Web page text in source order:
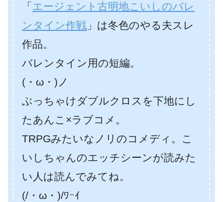
「 エージェント古明地こいしのバレ
ンタイン作戦 」は冬色のやる夫スレ
作品。
バレンタイン用の短編。
(・ω・)ノ
ぶっちゃけダブルクロスを下地にし
たあんこ×ラブコメ。
TRPGみたいなノリのコメディ。こ
いしちゃんのエッチシーンが読みた
い人は読んでみてね。
(/・ω・)/ﾜｰｲ